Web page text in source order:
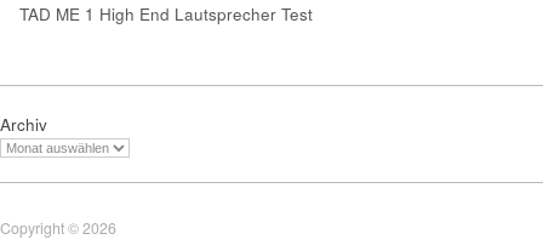
TAD ME 1 High End Lautsprecher Test
Archiv
Copyright © 2026